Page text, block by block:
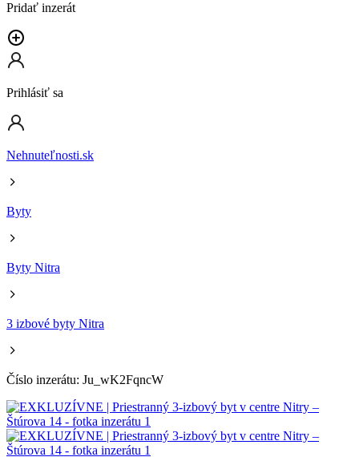
Pridať inzerát
Prihlásiť sa
Nehnuteľnosti.sk
Byty
Byty Nitra
3 izbové byty Nitra
Číslo inzerátu: Ju_wK2FqncW